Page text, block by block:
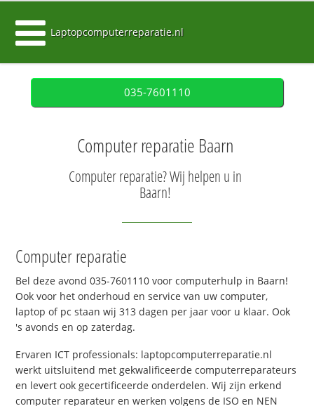
Laptopcomputerreparatie.nl
035-7601110
Computer reparatie Baarn
Computer reparatie? Wij helpen u in
Baarn!
Computer reparatie
Bel deze avond 035-7601110 voor computerhulp in Baarn!
Ook voor het onderhoud en service van uw computer,
laptop of pc staan wij 313 dagen per jaar voor u klaar. Ook
's avonds en op zaterdag.
Ervaren ICT professionals: laptopcomputerreparatie.nl
werkt uitsluitend met gekwalificeerde computerreparateurs
en levert ook gecertificeerde onderdelen. Wij zijn erkend
computer reparateur en werken volgens de ISO en NEN